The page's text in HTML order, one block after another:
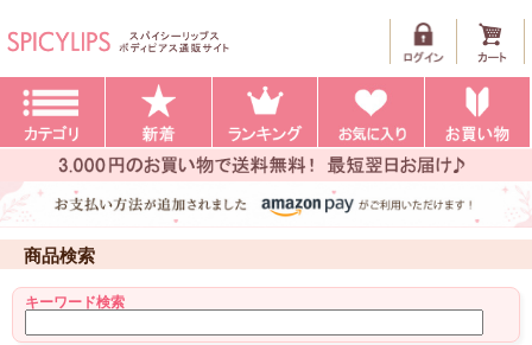
商品検索
キーワード検索